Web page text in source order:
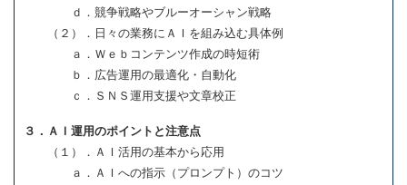
ｄ．競争戦略やブルーオーシャン戦略
（２）．日々の業務にＡＩを組み込む具体例
ａ．Ｗｅｂコンテンツ作成の時短術
ｂ．広告運用の最適化・自動化
ｃ．ＳＮＳ運用支援や文章校正
３．ＡＩ運用のポイントと注意点
（１）．ＡＩ活用の基本から応用
ａ．ＡＩへの指示（プロンプト）のコツ